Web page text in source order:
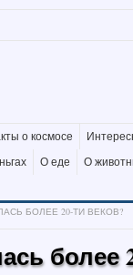
о космосе
О еде О
БОЛЕЕ 20-ТИ ВЕКОВ?
более